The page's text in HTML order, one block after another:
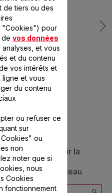
1
article est bien
veuillez saisir la
la barre de
référer au tableau
de tiers ou des
"Cookies") pour
de vos données
et vous
et du contenu
vos intérêts et
et vous
du contenu
ou refuser ce
sur
ou
non
noter que si
nous
Cookies
fonctionnement